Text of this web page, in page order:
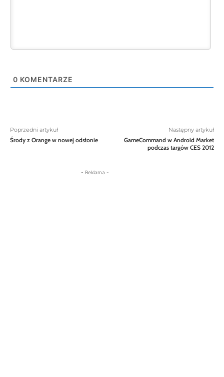
0 KOMENTARZE
Poprzedni artykuł
Środy z Orange w nowej odsłonie
Następny artykuł
GameCommand w Android Market
podczas targów CES 2012
- Reklama -